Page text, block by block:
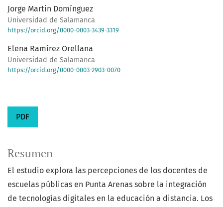
Jorge Martin Domínguez
Universidad de Salamanca
https://orcid.org/0000-0003-3439-3319
Elena Ramírez Orellana
Universidad de Salamanca
https://orcid.org/0000-0003-2903-0070
PDF
Resumen
El estudio explora las percepciones de los docentes de
escuelas públicas en Punta Arenas sobre la integración
de tecnologías digitales en la educación a distancia. Los